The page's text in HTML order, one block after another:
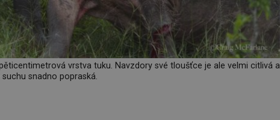
vrstva tuku. Navzdory své tloušťce je ale velmi citlivá a
suchu snadno popraská.